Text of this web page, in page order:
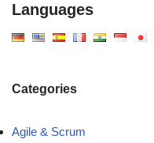
Languages
Categories
Agile & Scrum